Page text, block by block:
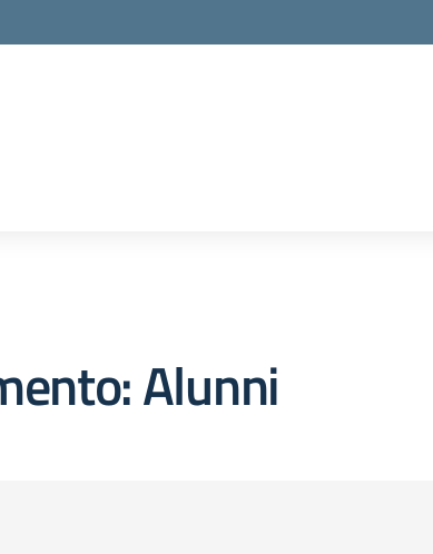
Alunni